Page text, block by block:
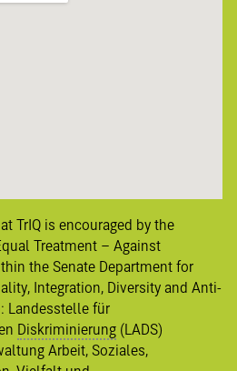
TrIQ is encouraged by the
Treatment – Against
the Senate Department for
Integration, Diversity and Anti-
Landesstelle für
Diskriminierung (LADS)
Arbeit, Soziales,